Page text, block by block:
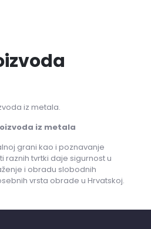
iz metala.
iz metala
grani kao i poznavanje
raznih tvrtki daje sigurnost u
i obradu slobodnih
vrsta obrade u Hrvatskoj.